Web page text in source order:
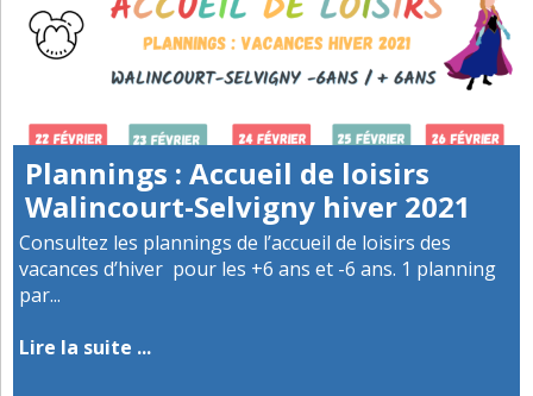
Plannings : Accueil de loisirs
Walincourt-Selvigny hiver 2021
Consultez les plannings de l’accueil de loisirs des
vacances d’hiver pour les +6 ans et -6 ans. 1 planning
par...
Lire la suite ...